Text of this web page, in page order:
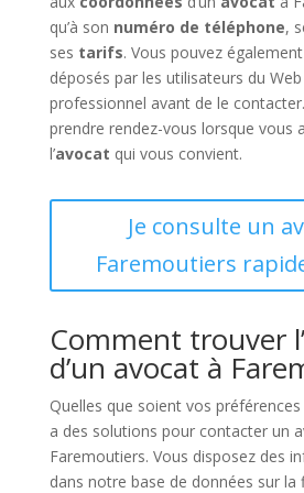
qu’à son numéro de téléphone,
ses tarifs. Vous pouvez
déposés par les utilisateurs du
professionnel avant de le
prendre rendez-vous lorsque vous
l’avocat qui vous convient.
Je consulte un
Faremoutiers
Comment trouver
d’un avocat à
Quelles que soient vos
a des solutions pour contacter un
Faremoutiers. Vous disposez des
dans notre base de données sur la